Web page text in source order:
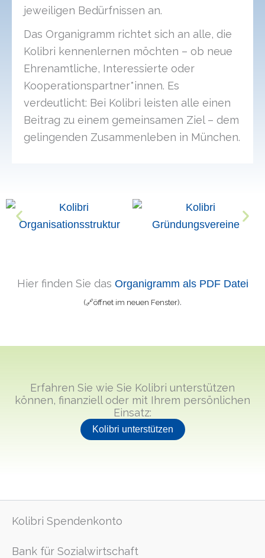
jeweiligen Bedürfnissen an.
Das Organigramm richtet sich an alle, die
Kolibri kennenlernen möchten – ob neue
Ehrenamtliche, Interessierte oder
Kooperationspartner*innen. Es
verdeutlicht: Bei Kolibri leisten alle einen
Beitrag zu einem gemeinsamen Ziel – dem
gelingenden Zusammenleben in München.
Hier finden Sie das Organigramm als PDF Datei
(🔗öffnet im neuen Fenster).
Erfahren Sie wie Sie Kolibri unterstützen
können, finanziell oder mit Ihrem persönlichen
Einsatz:
Kolibri unterstützen
Kolibri Spendenkonto
Bank für Sozialwirtschaft